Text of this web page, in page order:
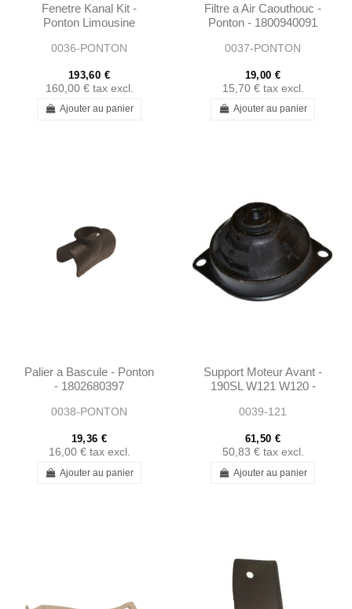
Fenetre Kanal Kit -
Ponton Limousine
0036-PONTON
193,60 €
160,00 € tax excl.
Ajouter au panier
Filtre a Air Caouthouc -
Ponton - 1800940091
0037-PONTON
19,00 €
15,70 € tax excl.
Ajouter au panier
Palier a Bascule - Ponton
- 1802680397
0038-PONTON
19,36 €
16,00 € tax excl.
Ajouter au panier
Support Moteur Avant -
190SL W121 W120 -
W113- 1202230512
0039-121
61,50 €
50,83 € tax excl.
Ajouter au panier